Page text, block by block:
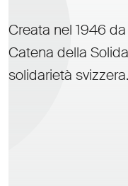
Creata nel 1946
Catena della
solidarietà svizzera.